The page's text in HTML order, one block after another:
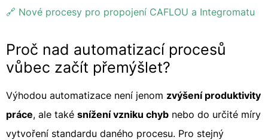
🔗 Nové procesy pro propojení CAFLOU a Integromatu
Proč nad automatizací procesů
vůbec začít přemýšlet?
Výhodou automatizace není jenom zvýšení produktivity
práce, ale také snížení vzniku chyb nebo do určité míry
vytvoření standardu daného procesu. Pro stejný